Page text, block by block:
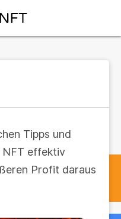
Tipps und
NFT effektiv
Profit daraus